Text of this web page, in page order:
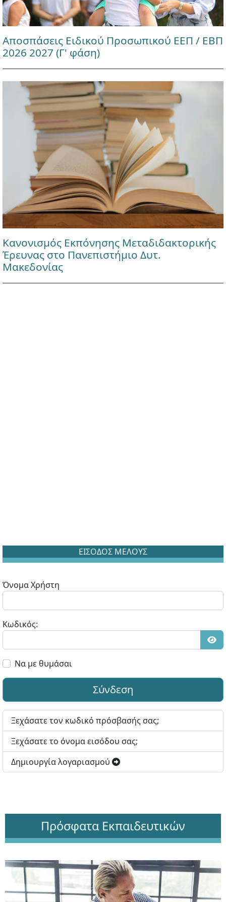
Αποσπάσεις Ειδικού Προσωπικού ΕΕΠ / ΕΒΠ
2026 2027 (Γ' φάση)
Κανονισμός Εκπόνησης Μεταδιδακτορικής
Έρευνας στο Πανεπιστήμιο Δυτ.
Μακεδονίας
ΕΙΣΟΔΟΣ ΜΕΛΟΥΣ
Όνομα Χρήστη
Κωδικός:
Να με θυμάσαι
Σύνδεση
Ξεχάσατε τον κωδικό πρόσβασής σας;
Ξεχάσατε το όνομα εισόδου σας;
Δημιουργία λογαριασμού
Πρόσφατα Εκπαιδευτικών